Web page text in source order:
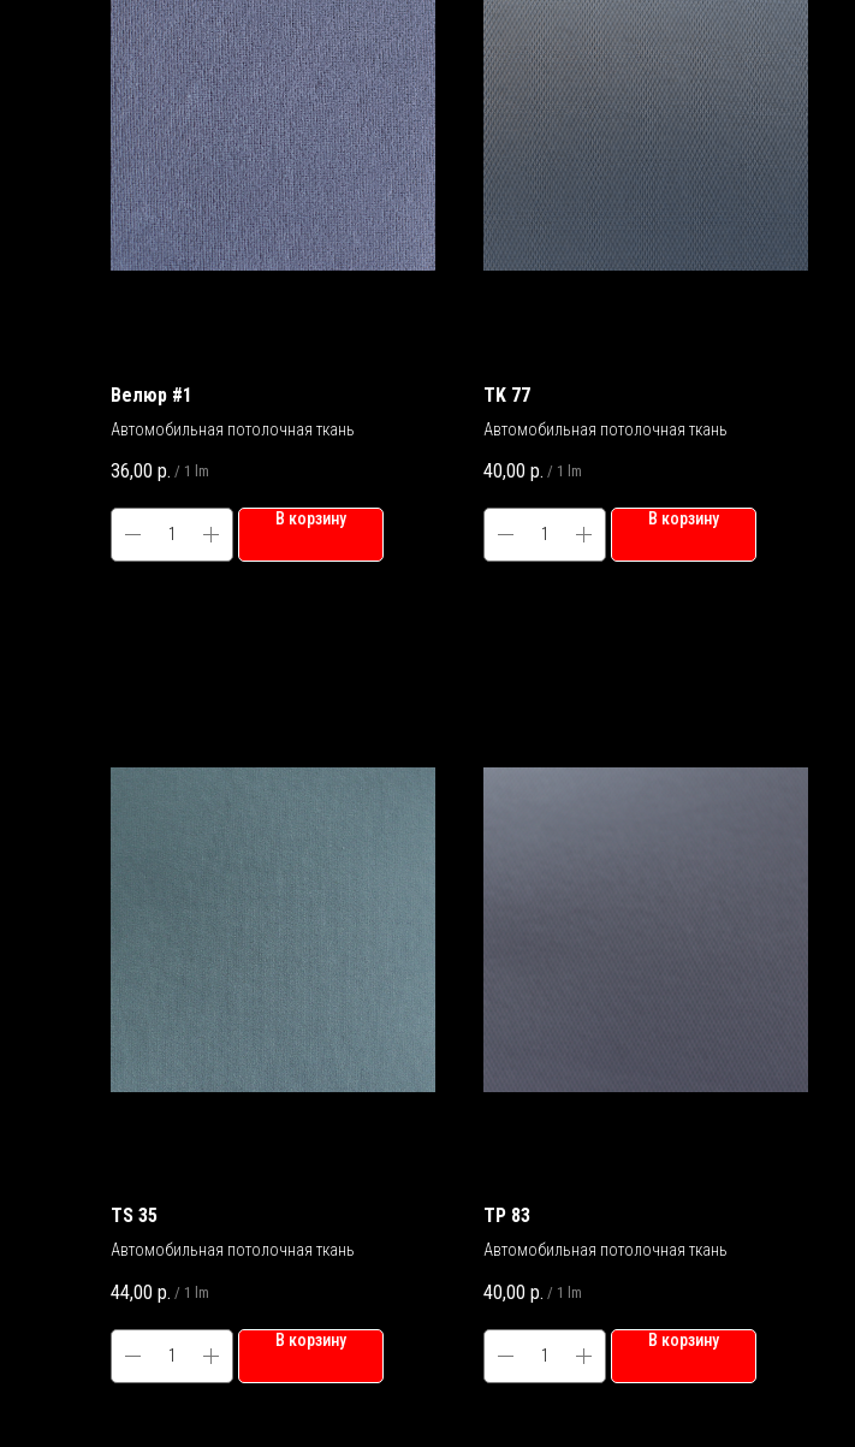
Велюр #1
Автомобильная потолочная ткань
36,00 р. / 1 lm
В корзину
TK 77
Автомобильная потолочная ткань
40,00 р. / 1 lm
В корзину
TS 35
Автомобильная потолочная ткань
44,00 р. / 1 lm
В корзину
TP 83
Автомобильная потолочная ткань
40,00 р. / 1 lm
В корзину